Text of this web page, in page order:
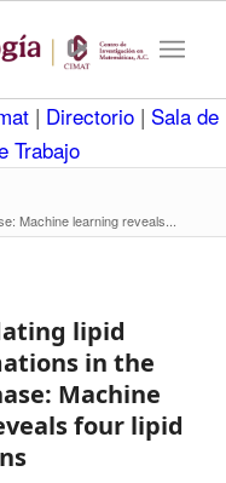
| Directorio | Sala de
Trabajo
Machine learning reveals...
lipid
in the
Machine
four lipid